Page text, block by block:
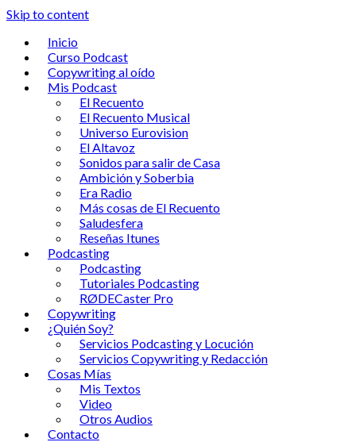
Skip to content
Inicio
Curso Podcast
Copywriting al oído
Mis Podcast
El Recuento
El Recuento Musical
Universo Eurovision
El Altavoz
Sonidos para salir de Casa
Ambición y Soberbia
Era Radio
Más cosas de El Recuento
Saludesfera
Reseñas Itunes
Podcasting
Podcasting
Tutoriales Podcasting
RØDECaster Pro
Copywriting
¿Quién Soy?
Servicios Podcasting y Locución
Servicios Copywriting y Redacción
Cosas Mías
Mis Textos
Video
Otros Audios
Contacto